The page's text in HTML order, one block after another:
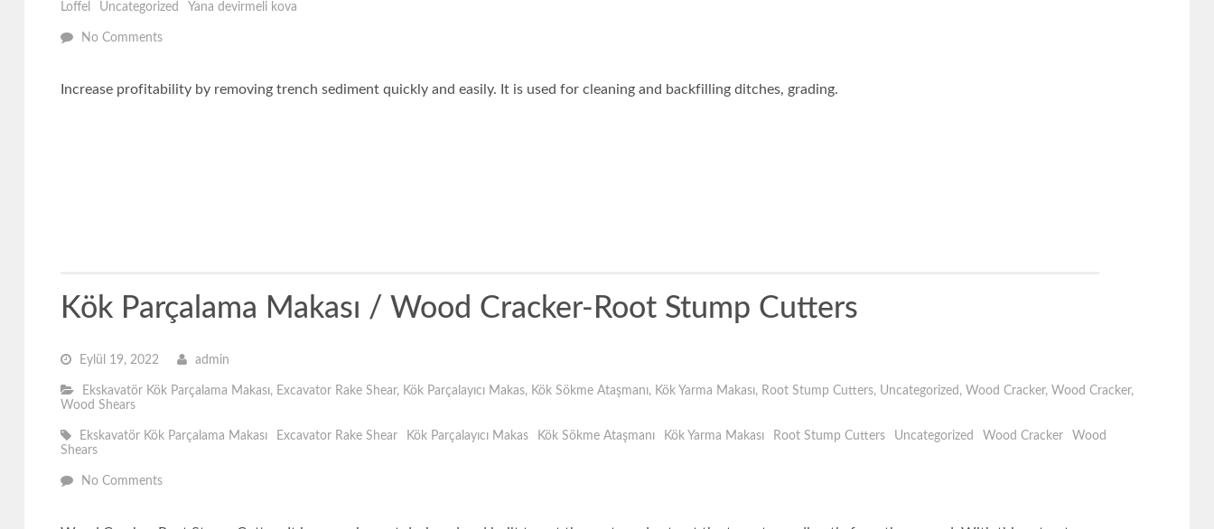
Loffel
Uncategorized Yana devirmeli kova
No Comments
Increase profitability by removing trench sediment quickly and easily. It is used for cleaning and backfilling ditches, grading.
Kök Parçalama Makası / Wood Cracker-Root Stump Cutters
Eylül 19, 2022 admin
Ekskavatör Kök Parçalama Makası, Excavator Rake Shear, Kök Parçalayıcı Makas, Kök Sökme Ataşmanı, Kök Yarma Makası, Root Stump Cutters, Uncategorized , Wood Cracker, Wood Cracker,
Wood Shears
Ekskavatör Kök Parçalama Makası Excavator Rake Shear Kök Parçalayıcı Makas Kök Sökme Ataşmanı Kök Yarma Makası Root Stump Cutters Uncategorized Wood Cracker
Wood
Shears
No Comments